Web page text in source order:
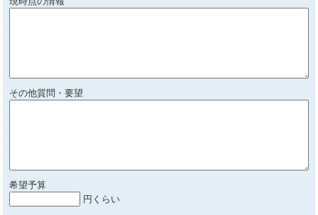
その他質問・要望
希望予算
円くらい